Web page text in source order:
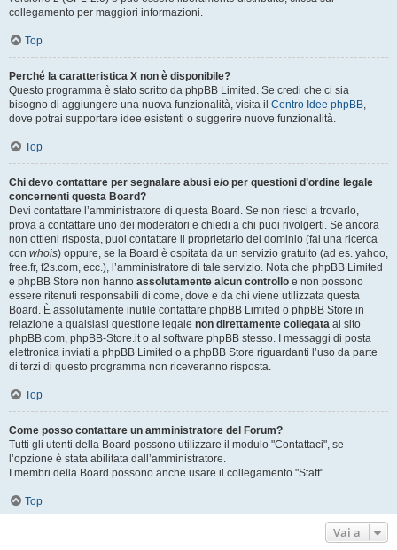
collegamento per maggiori informazioni.
Top
Perché la caratteristica X non è disponibile?
Questo programma è stato scritto da phpBB Limited. Se credi che ci sia
bisogno di aggiungere una nuova funzionalità, visita il Centro Idee phpBB,
dove potrai supportare idee esistenti o suggerire nuove funzionalità.
Top
Chi devo contattare per segnalare abusi e/o per questioni d’ordine legale
concernenti questa Board?
Devi contattare l’amministratore di questa Board. Se non riesci a trovarlo,
prova a contattare uno dei moderatori e chiedi a chi puoi rivolgerti. Se ancora
non ottieni risposta, puoi contattare il proprietario del dominio (fai una ricerca
con whois) oppure, se la Board è ospitata da un servizio gratuito (ad es. yahoo,
free.fr, f2s.com, ecc.), l’amministratore di tale servizio. Nota che phpBB Limited
e phpBB Store non hanno assolutamente alcun controllo e non possono
essere ritenuti responsabili di come, dove e da chi viene utilizzata questa
Board. È assolutamente inutile contattare phpBB Limited o phpBB Store in
relazione a qualsiasi questione legale non direttamente collegata al sito
phpBB.com, phpBB-Store.it o al software phpBB stesso. I messaggi di posta
elettronica inviati a phpBB Limited o a phpBB Store riguardanti l’uso da parte
di terzi di questo programma non riceveranno risposta.
Top
Come posso contattare un amministratore del Forum?
Tutti gli utenti della Board possono utilizzare il modulo "Contattaci", se
l’opzione è stata abilitata dall’amministratore.
I membri della Board possono anche usare il collegamento "Staff".
Top
Vai a